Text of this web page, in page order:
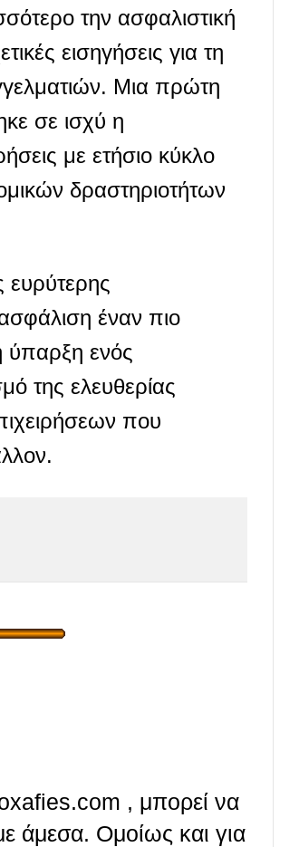
την ασφαλιστική
εισηγήσεις για τη
Μια πρώτη
σε ισχύ η
με ετήσιο κύκλο
δραστηριοτήτων
έναν πιο
ύπαρξη ενός
της ελευθερίας
που
, μπορεί να
άμεσα. Ομοίως και για